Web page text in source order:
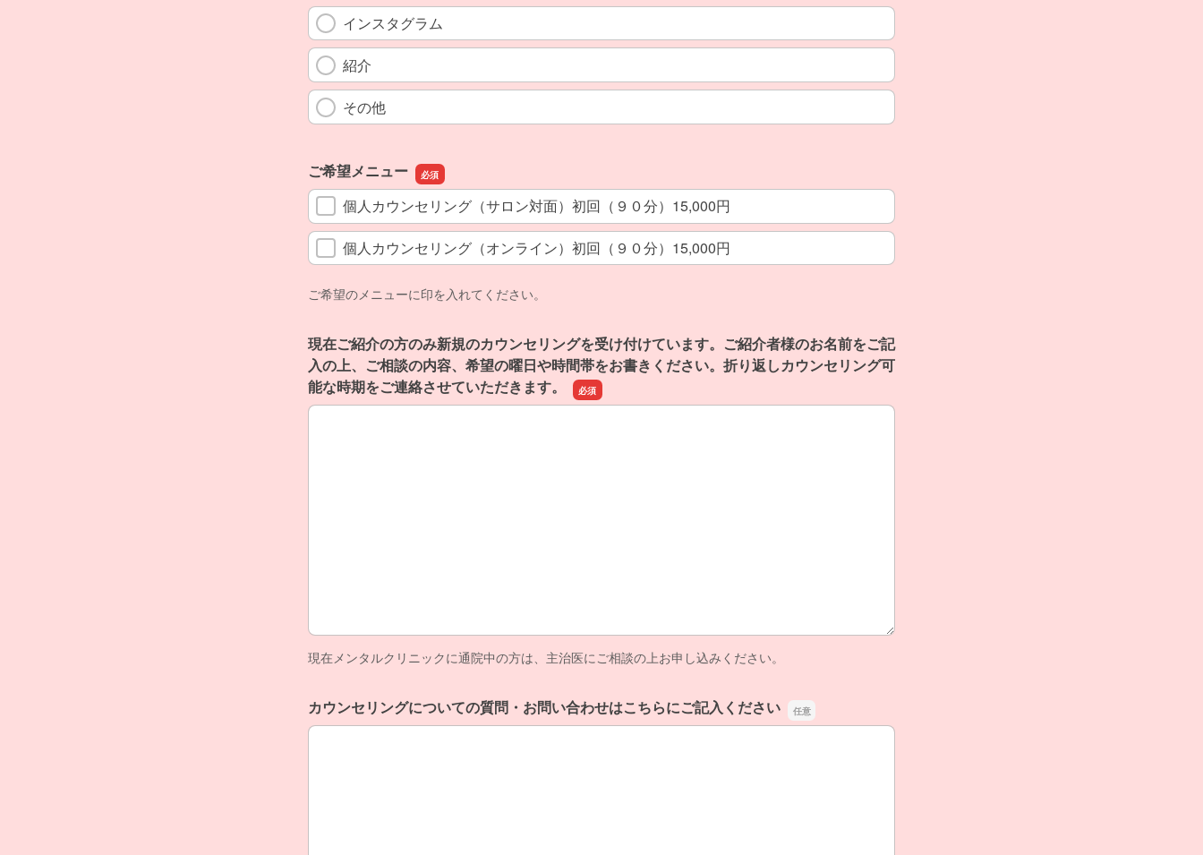
インスタグラム
紹介
その他
ご希望メニュー
個人カウンセリング（サロン対面）初回（９０分）15,000円
個人カウンセリング（オンライン）初回（９０分）15,000円
ご希望のメニューに印を入れてください。
現在ご紹介の方のみ新規のカウンセリングを受け付けています。ご紹介者様のお名前をご記
入の上、ご相談の内容、希望の曜日や時間帯をお書きください。折り返しカウンセリング可
能な時期をご連絡させていただきます。
現在ご紹介の方のみ新規のカウンセリングを受け付けています。ご紹介者様のお名前をご記入の上、ご相談の内容、希望の曜日や時間帯
現在メンタルクリニックに通院中の方は、主治医にご相談の上お申し込みください。
カウンセリングについての質問・お問い合わせはこちらにご記入ください
カウンセリングについての質問・お問い合わせはこちらにご記入ください